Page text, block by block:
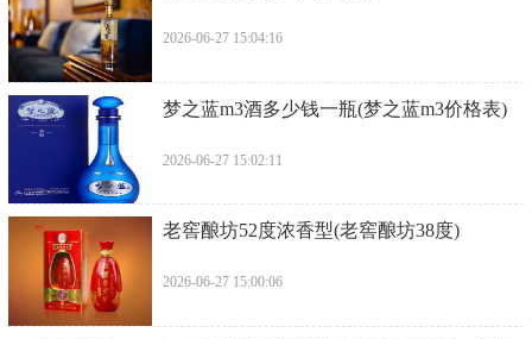
2026-06-27 15:04:16
​梦之蓝m3酒多少钱一瓶(梦之蓝m3价格表)
2026-06-27 15:02:11
​老窖酿坊52度浓香型(老窖酿坊38度)
2026-06-27 15:00:06